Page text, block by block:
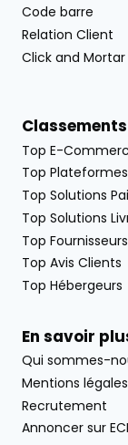
Code barre
Relation Client
Click and Mortar
Classements
Top E-
Top
Top Solutions
Top Solutions
Top
Top Avis Clients
Top Hébergeurs
En savoir
Qui sommes-
Mentions légales
Recrutement
Annoncer sur